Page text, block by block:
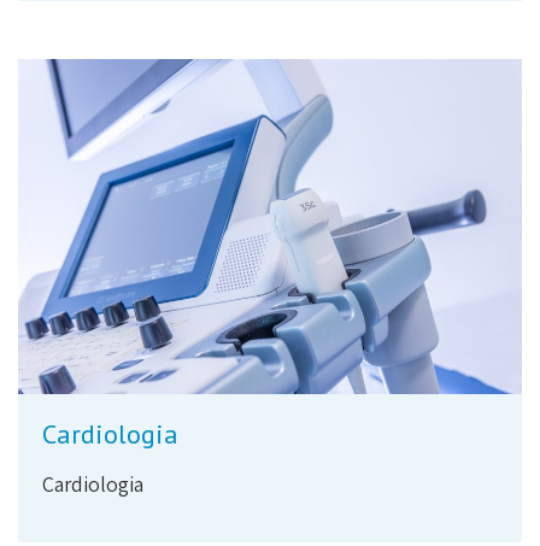
Cardiologia
Cardiologia